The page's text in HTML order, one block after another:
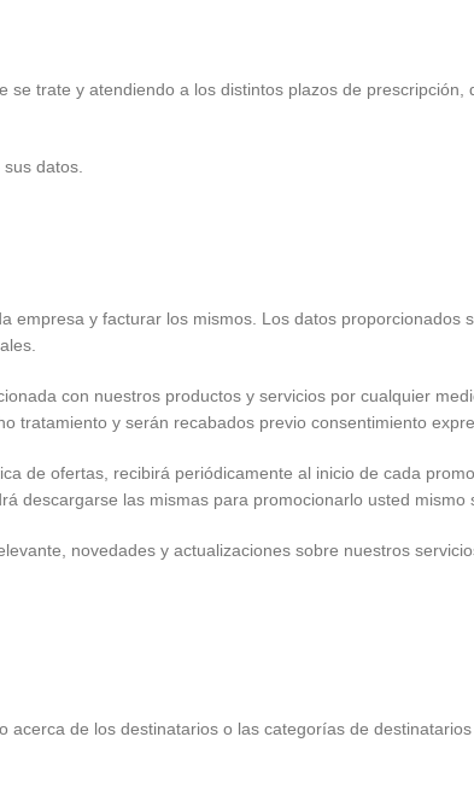
trate y atendiendo a los distintos plazos de prescripción,
datos.
y facturar los mismos. Los datos proporcionados
con nuestros productos y servicios por cualquier
tratamiento y serán recabados previo consentimiento
de ofertas, recibirá periódicamente al inicio de cada
descargarse las mismas para promocionarlo usted mismo
novedades y actualizaciones sobre nuestros
de los destinatarios o las categorías de